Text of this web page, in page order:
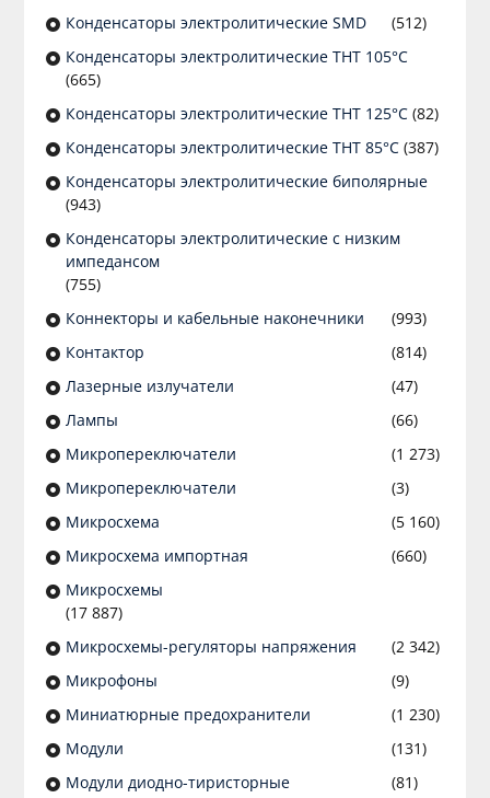
Конденсаторы электролитические SMD
(512)
Конденсаторы электролитические THT 105°C
(665)
Конденсаторы электролитические THT 125°C(82)
Конденсаторы электролитические THT 85°C(387)
Конденсаторы электролитические биполярные
(943)
Конденсаторы электролитические с низким
импедансом
(755)
Коннекторы и кабельные наконечники
(993)
Контактор
(814)
Лазерные излучатели
(47)
Лампы
(66)
Микропереключатели
(1 273)
Микропереключатели
(3)
Микросхема
(5 160)
Микросхема импортная
(660)
Микросхемы
(17 887)
Микросхемы-регуляторы напряжения
(2 342)
Микрофоны
(9)
Миниатюрные предохранители
(1 230)
Модули
(131)
Модули диодно-тиристорные
(81)